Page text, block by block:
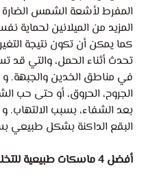
المزيد من الميلانين لحماية
كما يمكن أن تكون نتيجة
تحدث أثناء الحمل، والتي قد
في مناطق الخدين والجبهة. و
الجروح، الحروق، أو حتى حب
بعد الشفاء، بسبب الالتهاب.
البقع الداكنة بشكل طبيعي
أفضل 4 ماسكات طبيعية للتخلص من البقع الداكنة